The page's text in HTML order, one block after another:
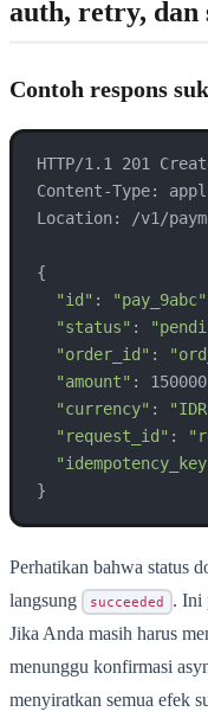
auth, retry, dan
Contoh respons
HTTP/1.1 201
Content-Type:
Location: /v1/
{
"id" : "pay_9abc"
"status" :
"order_id" :
"amount" :
"currency" :
"request_id" :
}
Perhatikan bahwa status
langsung
succeeded
. Ini
Jika Anda masih harus
menunggu konfirmasi
menyiratkan semua efek